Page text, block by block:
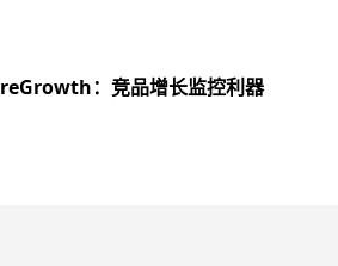
reGrowth：竞品增长监控利器